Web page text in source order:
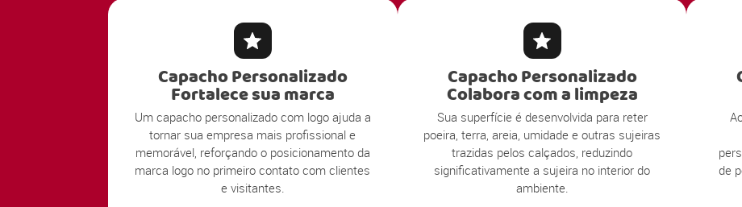
Capacho Personalizado
Fortalece sua marca
Um capacho personalizado com logo ajuda a
tornar sua empresa mais profissional e
memorável, reforçando o posicionamento da
marca logo no primeiro contato com clientes
e visitantes.
Capacho Personalizado
Colabora com a limpeza
Sua superfície é desenvolvida para reter
poeira, terra, areia, umidade e outras sujeiras
trazidas pelos calçados, reduzindo
significativamente a sujeira no interior do
ambiente.
de